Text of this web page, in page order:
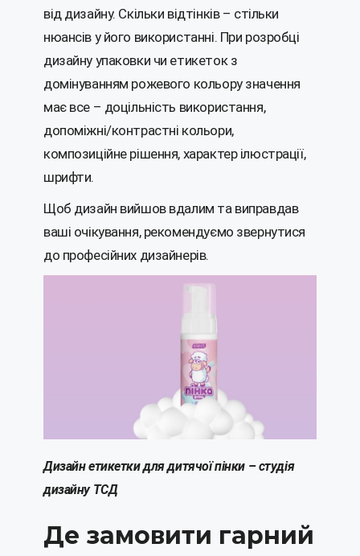
від дизайну. Скільки відтінків – стільки
нюансів у його використанні. При розробці
дизайну упаковки чи етикеток з
домінуванням рожевого кольору значення
має все – доцільність використання,
допоміжні/контрастні кольори,
композиційне рішення, характер ілюстрації,
шрифти.
Щоб дизайн вийшов вдалим та виправдав
ваші очікування, рекомендуємо звернутися
до професійних дизайнерів.
Дизайн етикетки для дитячої пінки – студія
дизайну ТСД
Де замовити гарний